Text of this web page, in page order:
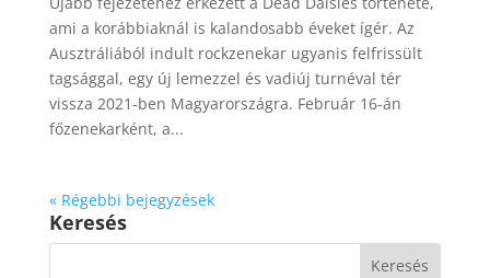
ami a korábbiaknál is kalandosabb éveket ígér. Az
Ausztráliából indult rockzenekar ugyanis felfrissült
tagsággal, egy új lemezzel és vadiúj turnéval tér
vissza 2021-ben Magyarországra. Február 16-án
főzenekarként, a...
« Régebbi bejegyzések
Keresés